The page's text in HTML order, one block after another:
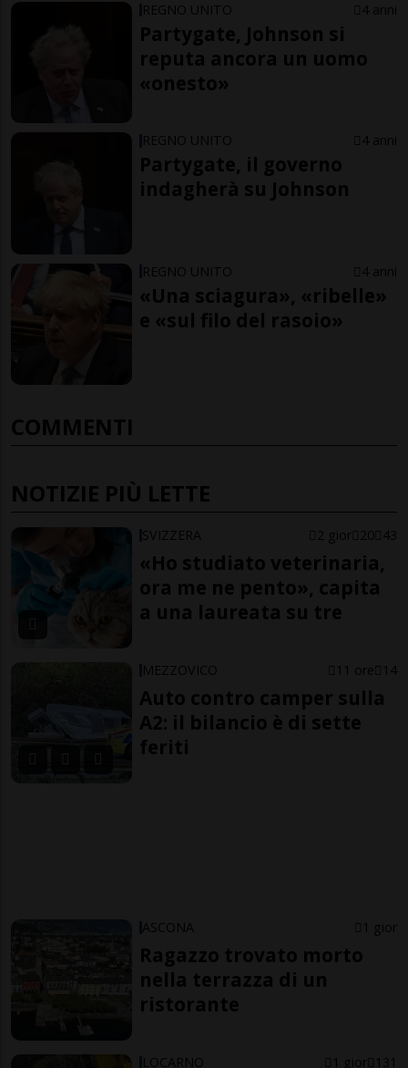
REGNO UNITO 4 anni
Partygate, Johnson si
reputa ancora un uomo
«onesto»
REGNO UNITO 4 anni
Partygate, il governo
indagherà su Johnson
REGNO UNITO 4 anni
«Una sciagura», «ribelle»
e «sul filo del rasoio»
COMMENTI
NOTIZIE PIÙ LETTE
SVIZZERA 2 gior 20 43
«Ho studiato veterinaria,
ora me ne pento», capita
a una laureata su tre
MEZZOVICO 11 ore 14
Auto contro camper sulla
A2: il bilancio è di sette
feriti
ASCONA 1 gior
Ragazzo trovato morto
nella terrazza di un
ristorante
LOCARNO 1 gior 131